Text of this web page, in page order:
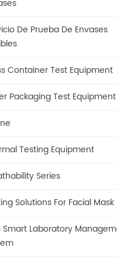
De Prueba De Envases
Container Test Equipment
Packaging Test Equipment
Testing Equipment
Series
Solutions For Facial Mask
Smart Laboratory